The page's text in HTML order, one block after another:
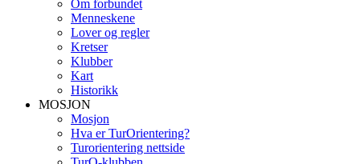
Om forbundet
Menneskene
Lover og regler
Kretser
Klubber
Kart
Historikk
MOSJON
Mosjon
Hva er TurOrientering?
Turorientering nettside